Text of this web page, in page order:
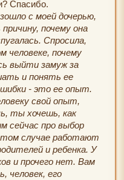
Спасибо.
с моей дочерью,
почему она
Спросила,
человеке, почему
выйти замуж за
и понять ее
- это ее опыт.
свой опыт,
ты хочешь, как
сейчас про выбор
случае работают
и ребенка. У
и прочего нет. Вам
человек, его